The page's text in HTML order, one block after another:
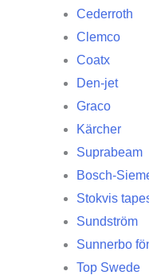
Cederroth
Clemco
Coatx
Den-jet
Graco
Kärcher
Suprabeam
Bosch-
Stokvis
Sundström
Sunnerbo
Top Swede